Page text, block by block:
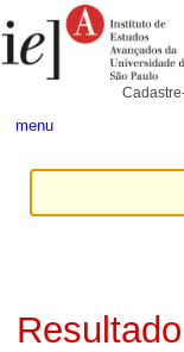
para
conteúdo.
Pessoais
menu